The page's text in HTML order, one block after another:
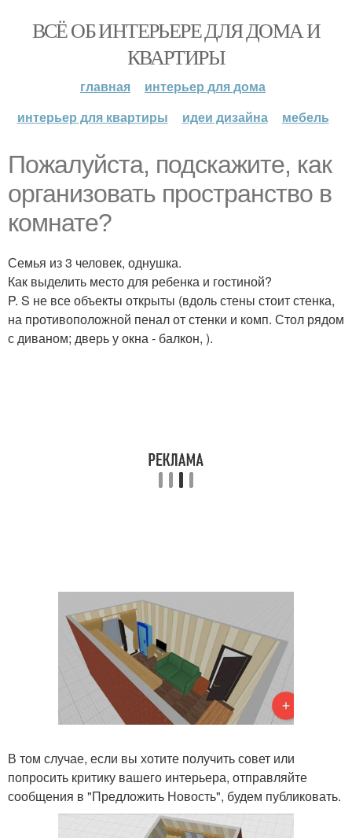
ВСЁ ОБ ИНТЕРЬЕРЕ ДЛЯ ДОМА И
КВАРТИРЫ
главная
интерьер для дома
интерьер для квартиры
идеи дизайна мебель
Пожалуйста, подскажите, как
организовать пространство в
комнате?
Семья из 3 человек, однушка.
Как выделить место для ребенка и гостиной?
P. S не все объекты открыты (вдоль стены стоит стенка,
на противоположной пенал от стенки и комп. Стол рядом
с диваном; дверь у окна - балкон, ).
В том случае, если вы хотите получить совет или
попросить критику вашего интерьера, отправляйте
сообщения в "Предложить Новость", будем публиковать.